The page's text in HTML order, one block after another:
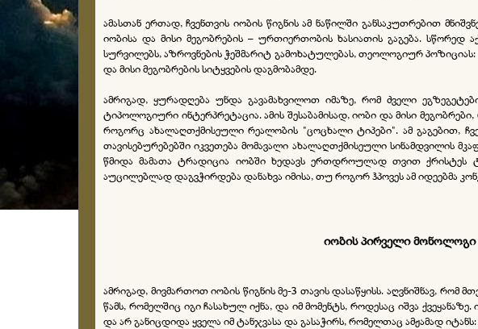
ამასთან ერთად, ჩვენთვის იობის წიგნის ამ ნაწილში განსაკუთრებით
იობისა და მისი მეგობრების – ურთიერთობის ხასიათის გაგება. სწორედ
სურვილებს, აზროვნების ჭეშმარიტ გამოხატულებას, თეოლოგიურ პოზიციას:
და მისი მეგობრების სიტყვების დაგმობამდე.
ამრიგად, ყურადღება უნდა გავამახვილოთ იმაზე, რომ ძველი
ტიპოლოგიური ინტერპრეტაცია. ამის შესაბამისად, იობი და მისი
როგორც ახალაღთქმისეული რეალობის "ცოცხალი ტიპები". ამ გაგებით,
თავისებურებებში იკვეთება მომავალი ახალაღთქმისეული სინამდვილის
წმიდა მამათა ტრადიცია იობში ხედავს ერთდროულად თვით ქრისტეს
აუცილებლად დაგვჭირდება დანახვა იმისა, თუ როგორ ჰპოვეს ამ იდეებმა
იობის პირველი მონოლოგი
ამრიგად, მივმართოთ იობის წიგნის მე-3 თავის დასაწყისს. აღვნიშნავ, რომ
წამს, რომელშიც იგი ჩასახულ იქნა, და იმ მომენტს, როდესაც იშვა
და არ განიცდიდა ყველა იმ ტანჯვასა და გასაჭირს, რომელთაც ამჟამად იტანს: